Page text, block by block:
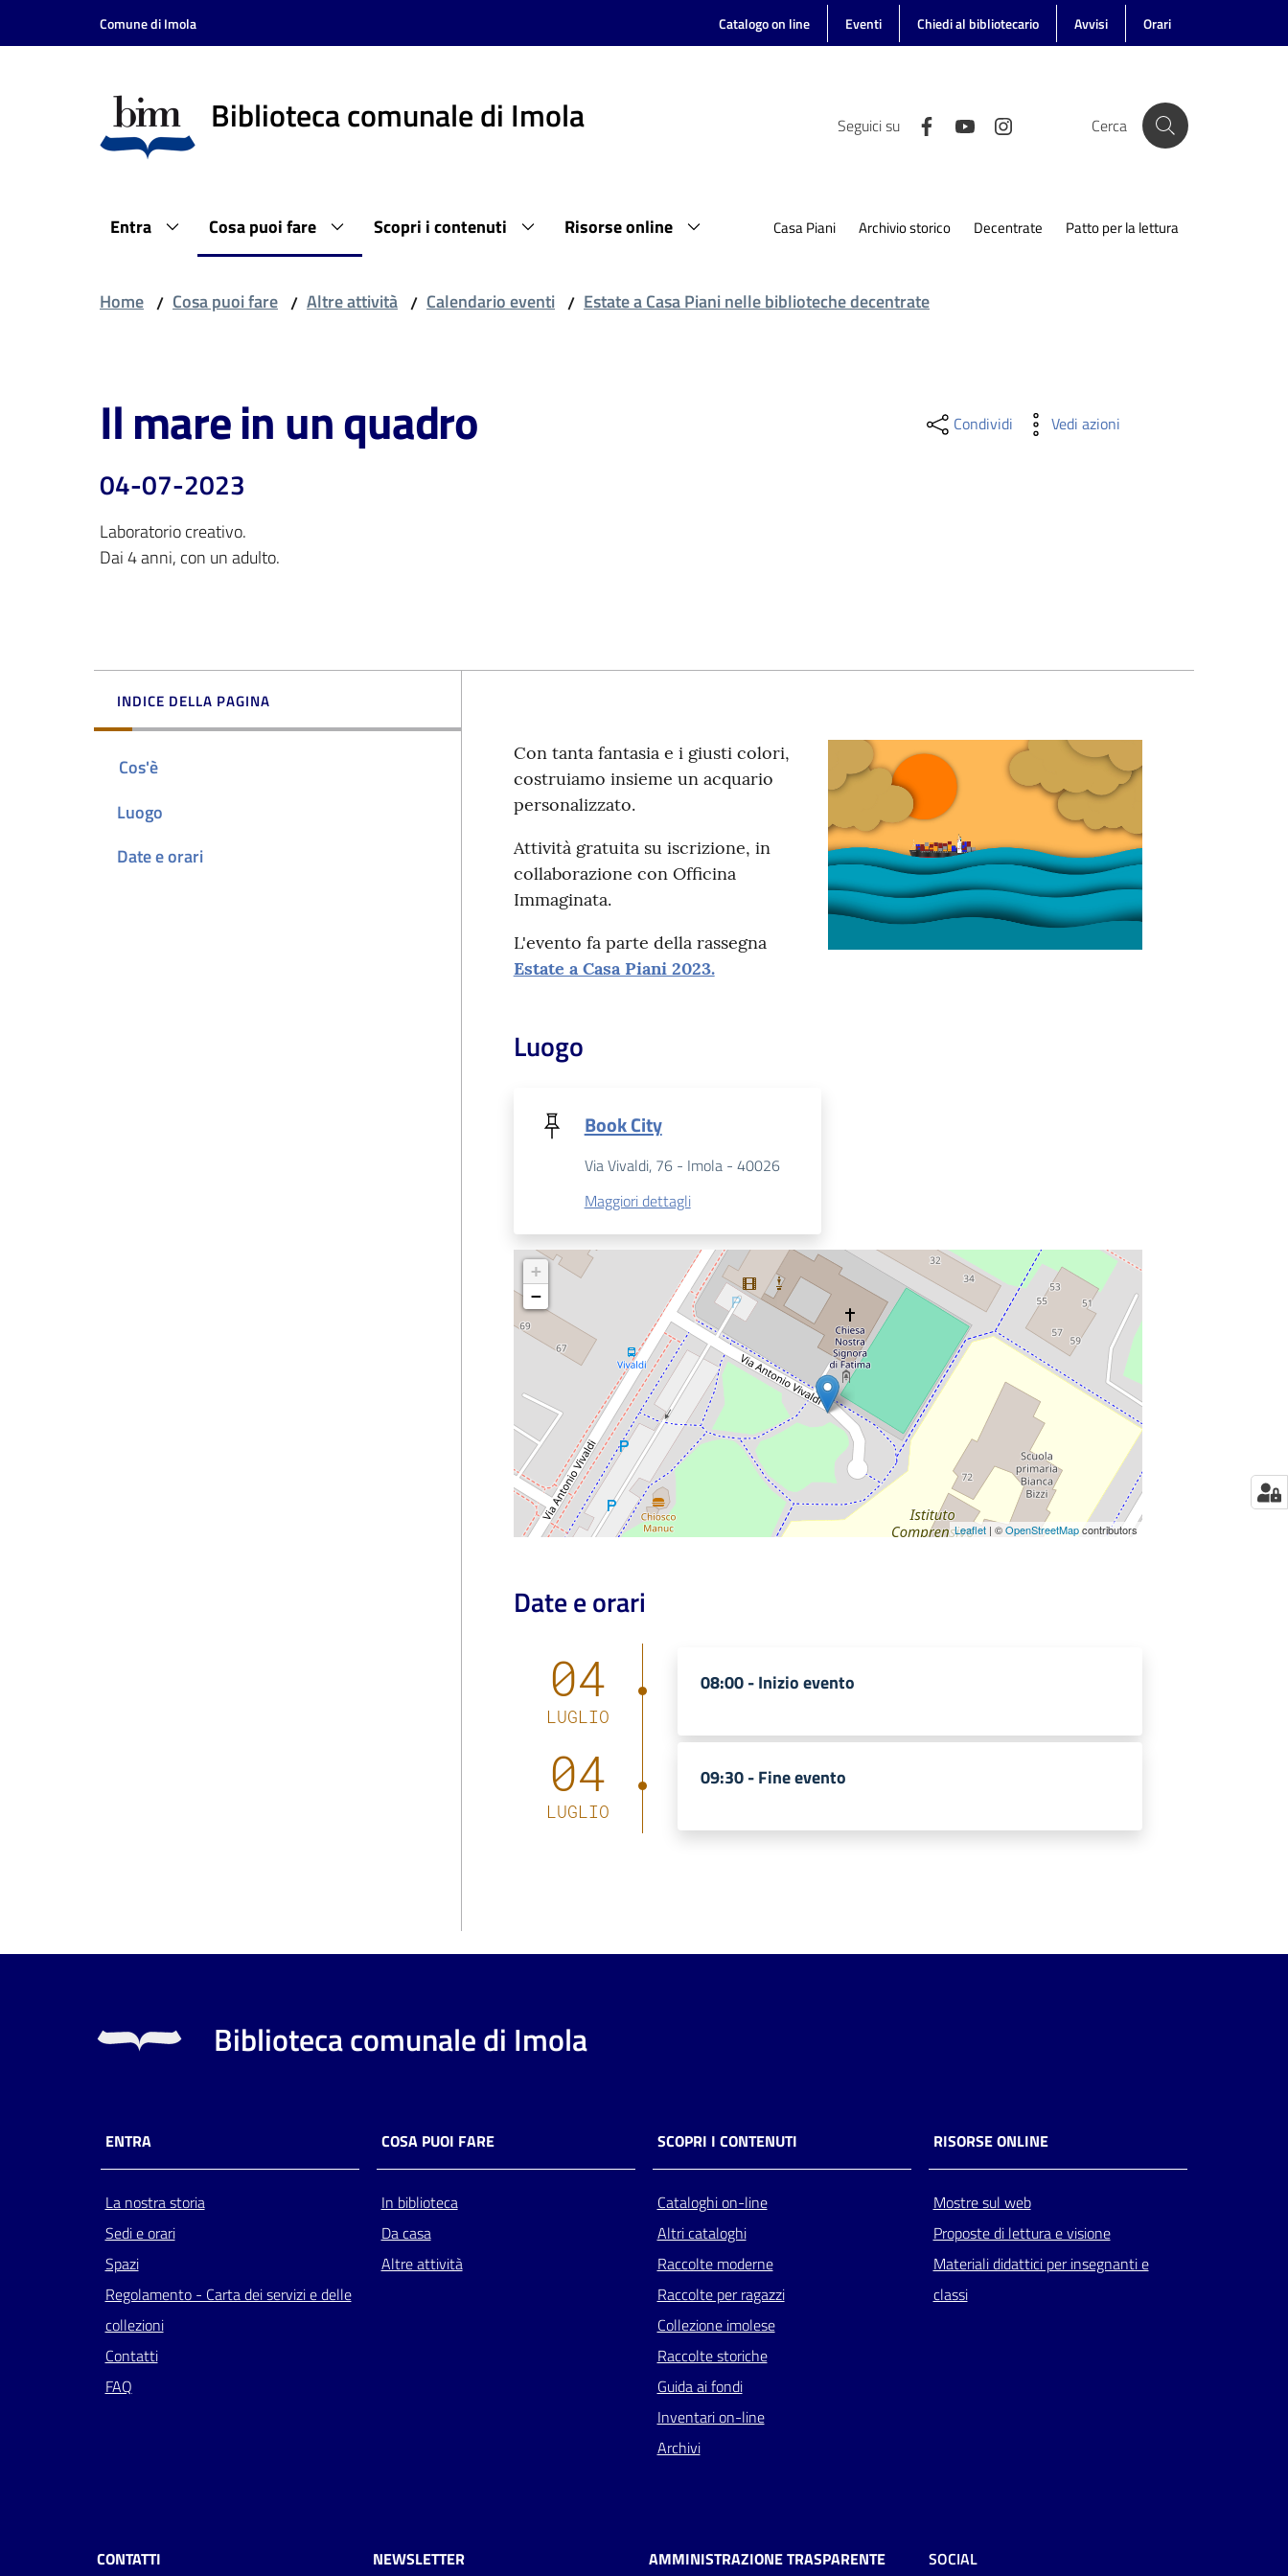
Vai al contenuto
Vai alla navigazione
Comune di Imola Catalogo on line Eventi Chiedi al bibliotecario Avvisi Orari
Biblioteca comunale di Imola Seguici su Cerca
Entra Cosa puoi fare Scopri i contenuti Risorse online Casa Piani Archivio storico Decentrate Patto per la lettura
Home / Cosa puoi fare / Altre attività / Calendario eventi / Estate a Casa Piani nelle biblioteche decentrate
Il mare in un quadro
04-07-2023
Laboratorio creativo.
Condividi Vedi azioni
INDICE DELLA PAGINA
Cos'è
Luogo
Date e orari
Con tanta fantasia e i giusti colori,
costruiamo insieme un acquario
personalizzato.
Attività gratuita su iscrizione, in
collaborazione con Officina
Immaginata.
L'evento fa parte della rassegna
Estate a Casa Piani 2023.
Luogo
Book City
Via Vivaldi, 76 - Imola - 40026
Maggiori dettagli
+
−
Leaflet| ©OpenStreetMapcontributors
Date e orari
04
LUGLIO
08:00 -Inizio evento
04
LUGLIO
09:30 -Fine evento
Biblioteca comunale di Imola
ENTRA
La nostra storia
Sedi e orari
Spazi
Regolamento - Carta dei servizi e delle
collezioni
Contatti
FAQ
COSA PUOI FARE
In biblioteca
Da casa
Altre attività
SCOPRI I CONTENUTI
Cataloghi on-line
Altri cataloghi
Raccolte moderne
Raccolte per ragazzi
Collezione imolese
Raccolte storiche
Guida ai fondi
Inventari on-line
Archivi
RISORSE ONLINE
Mostre sul web
Proposte di lettura e visione
Materiali didattici per insegnanti e
classi
CONTATTI NEWSLETTER AMMINISTRAZIONE TRASPARENTE SOCIAL